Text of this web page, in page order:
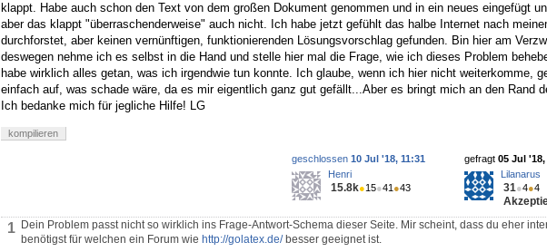
klappt. Habe auch schon den Text von dem großen Dokument genommen und in ein neues eingefügt
aber das klappt "überraschenderweise" auch nicht. Ich habe jetzt gefühlt das halbe Internet nach
durchforstet, aber keinen vernünftigen, funktionierenden Lösungsvorschlag gefunden. Bin hier am
deswegen nehme ich es selbst in die Hand und stelle hier mal die Frage, wie ich dieses Problem
habe wirklich alles getan, was ich irgendwie tun konnte. Ich glaube, wenn ich hier nicht weiterkomme,
einfach auf, was schade wäre, da es mir eigentlich ganz gut gefällt...Aber es bringt mich an den Rand
Ich bedanke mich für jegliche Hilfe! LG
kompilieren
gefragt 05 Jul '18,
Lilanarus
31●4●4
geschlossen 10 Jul '18, 11:31
Henri
15.8k●15●41 ●43
1
Dein Problem passt nicht so wirklich ins Frage-Antwort-Schema dieser Seite. Mir scheint, dass du eher
benötigst für welchen ein Forum wie http://golatex.de/besser geeignet ist.